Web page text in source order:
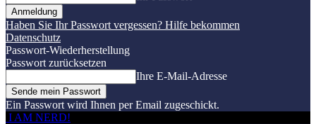
Haben Sie Ihr Passwort vergessen? Hilfe bekommen
Datenschutz
Passwort-Wiederherstellung
Passwort zurücksetzen
Ihre E-Mail-Adresse
Ein Passwort wird Ihnen per Email zugeschickt.
I AM NERD!